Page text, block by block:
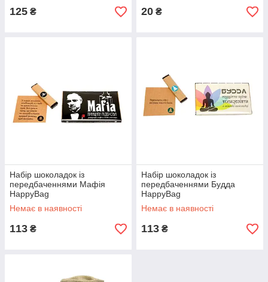
125 ₴ 20 ₴
Набір шоколадок із
передбаченнями Мафія
HappyBag
Немає в наявності
113 ₴
Набір шоколадок із
передбаченнями Будда
HappyBag
Немає в наявності
113 ₴